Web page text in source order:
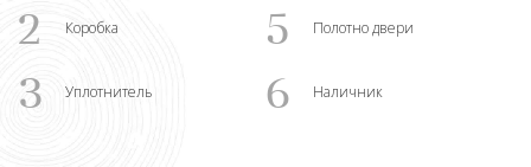
2 Коробка 5 Полотно двери
3 Уплотнитель 6 Наличник